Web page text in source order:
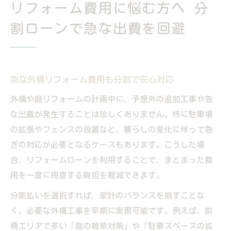
リフォーム費用に悩む方へ 分
割ローンで急な出費を回避
急な外構リフォーム費用も分割で安心対応
外構や庭リフォームの計画中に、予想外の追加工事や急
な出費が発生することは珍しくありません。特に駐車場
の拡張やフェンスの設置など、暮らしの変化に伴って急
ぎの対応が必要となるケースもあります。こうした場
合、リフォームローンを利用することで、まとまった費
用を一度に用意する負担を軽減できます。
分割払いを選択すれば、家計のバランスを崩すことな
く、必要な外構工事を早期に実現可能です。例えば、前
橋エリアで多い「庭の雑草対策」や「駐車スペースの拡